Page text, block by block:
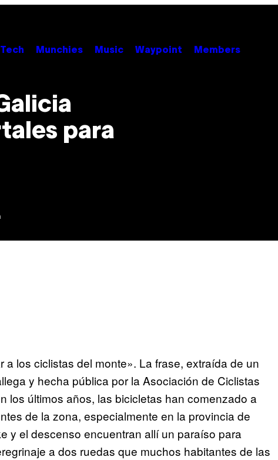
Tech Munchies Music Waypoint Members
para
los ciclistas del monte». La frase, extraída de un
y hecha pública por la Asociación de Ciclistas
los últimos años, las bicicletas han comenzado a
de la zona, especialmente en la provincia de
y el descenso encuentran allí un paraíso para
a dos ruedas que muchos habitantes de las